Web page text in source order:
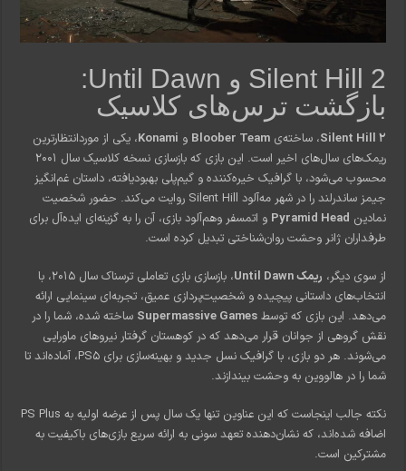
Silent Hill 2 و Until Dawn:
بازگشت ترس‌های کلاسیک
Silent Hill 2، ساخته‌یBloober Team و Konami، یکی از موردانتظارترین
ریمک‌های سال‌های اخیر است. این بازی که بازسازی نسخه کلاسیک سال 2001
محسوب می‌شود، با گرافیک خیره‌کننده و گیم‌پلی بهبودیافته، داستان غم‌انگیز
جیمز ساندرلند را در شهر مه‌آلود Silent Hill روایت می‌کند. حضور شخصیت
نمادین Pyramid Head و اتمسفر وهم‌آلود بازی، آن را به گزینه‌ای ایده‌آل برای
طرفداران ژانر وحشت روان‌شناختی تبدیل کرده است.
از سوی دیگر، ریمک Until Dawn
، بازسازی بازی تعاملی ترسناک سال 2015، با
انتخاب‌های داستانی پیچیده و شخصیت‌پردازی عمیق، تجربه‌ای سینمایی ارائه
می‌دهد. این بازی که توسطSupermassive Games ساخته شده، شما را در
نقش گروهی از جوانان قرار می‌دهد که در کوهستان گرفتار نیروهای ماورایی
می‌شوند. هر دو بازی، با گرافیک نسل جدید و بهینه‌سازی برای PS5، آماده‌اند تا
شما را در هالووین به وحشت بیندازند.
نکته جالب اینجاست که این عناوین تنها یک سال پس از عرضه اولیه به PS Plus
اضافه شده‌اند، که نشان‌دهنده تعهد سونی به ارائه سریع بازی‌های باکیفیت به
مشترکین است.